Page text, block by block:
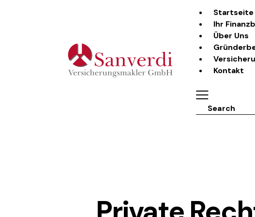
Startseite
Ihr
Über Uns
Kontakt
Search